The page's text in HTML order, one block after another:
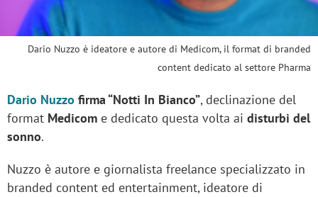
Dario Nuzzo è ideatore e autore di Medicom, il format di branded
content dedicato al settore Pharma
Dario Nuzzo firma “Notti In Bianco”, declinazione del
format Medicom e dedicato questa volta ai disturbi del
sonno.
Nuzzo è autore e giornalista freelance specializzato in
branded content ed entertainment, ideatore di